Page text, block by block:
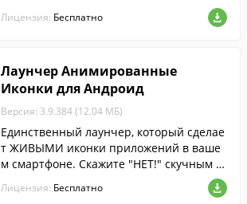
юбимые мессенджеры или постить в по
Лицензия: Бесплатно
Лаунчер Анимированные
Иконки для Андроид
Версия: 3.9.384 (12.04 МБ)
Единственный лаунчер, который сделае
т ЖИВЫМИ иконки приложений в ваше
м смартфоне. Скажите "НЕТ!" скучным и
конкам ваших любимых игр, служебных
программ, мессенджеров и социальных
Лицензия: Бесплатно